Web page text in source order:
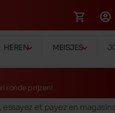
HEREN MEISJES
ronde prijzen!
gratuite en magasins
essayez et payez en